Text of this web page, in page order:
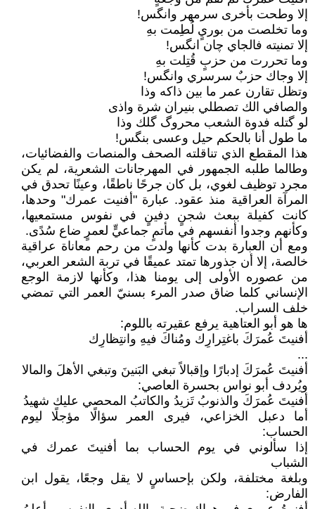
إلا وطحت بأخرى سرمهر وانگس!
وما تخلصت من بوريٍ لُطِمت بهِ
إلا تمنيته فالجاي چان انگس!
وما تحررت من حزبٍ قُتِلت بهِ
إلا وجاك حزبٌ سرسري وانگس!
وتظل تقارن عمر ما بين ذاكه وذا
والصافي الك تصطلي بنيران شرة واذى
لو گتله فدوة الشعب محروگ گلك وذا
ما طول أنا بالحكم حيل وعسى بنگس!
هذا المقطع الذي تناقلته الصحف والمنصات والفضائيات،
وطالما طلبه الجمهور في المهرجانات الشعرية، لم يكن
مجرد توظيف لغوي، بل كان جرحًا ناطقًا، وعينًا تحدق في
المرآة العراقية منذ عقود. عبارة "أفنيت عمرك" وحدها،
كانت كفيلة ببعث شجنٍ دفينٍ في نفوس مستمعيها،
وكأنهم وجدوا أنفسهم في مأتمٍ جماعيٍّ لعمرٍ ضاع سُدًى.
ومع أن العبارة بدت كأنها ولدت من رحم معاناة عراقية
خالصة، إلا أن جذورها تمتد عميقًا في تربة الشعر العربي،
من عصوره الأولى إلى يومنا هذا، وكأنها لازمة الوجع
الإنساني كلما ضاق صدر المرء بسنيّ العمر التي تمضي
خلف السراب.
ها هو أبو العتاهية يرفع عقيرته باللوم:
أفنيتَ عُمرَكَ باغتِرارِك ومُناكَ فيهِ وانتِظارِك
...
أفنيتَ عُمرَكَ إدبارًا وإقبالاً تبغي البَنينَ وتبغي الأهلَ والمالا
ويُردف أبو نواس بحسرة العاصي:
أفنيتَ عُمرَكَ والذنوبُ تَزيدُ والكاتبُ المحصي عليك شهيدُ
أما دعبل الخزاعي، فيرى العمر سؤالًا مؤجلًا ليوم
الحساب:
إذا سألوني في يوم الحساب بما أفنيتَ عمرك في
الشباب
وبلغة مختلفة، ولكن بإحساسٍ لا يقل وجعًا، يقول ابن
الفارض: